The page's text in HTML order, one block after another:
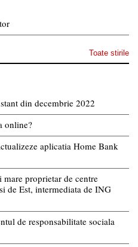
Toate stirile
din decembrie 2022
online?
aplicatia Home Bank
proprietar de centre
de Est, intermediata de ING
de responsabilitate sociala